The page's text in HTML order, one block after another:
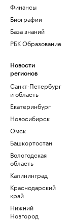
Финансы
Биографии
База знаний
РБК Образование
Новости
регионов
Санкт-Петербург
и область
Екатеринбург
Новосибирск
Омск
Башкортостан
Вологодская
область
Калининград
Краснодарский
край
Нижний
Новгород